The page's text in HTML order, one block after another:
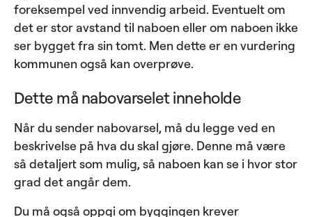
foreksempel ved innvendig arbeid. Eventuelt om
det er stor avstand til naboen eller om naboen ikke
ser bygget fra sin tomt. Men dette er en vurdering
kommunen også kan overprøve.
Dette må nabovarselet inneholde
Når du sender nabovarsel, må du legge ved en
beskrivelse på hva du skal gjøre. Denne må være
så detaljert som mulig, så naboen kan se i hvor stor
grad det angår dem.
Du må også oppgi om byggingen krever